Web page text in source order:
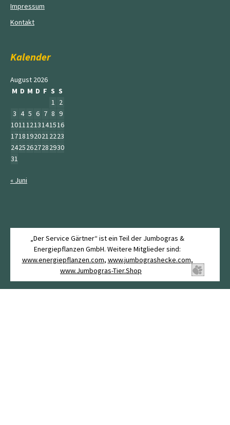
Impressum
Kontakt
Kalender
August 2026
M D M D F S S
1 2
3 4 5 6 7 8 9
10111213141516
17181920212223
24252627282930
31
« Juni
„Der Service Gärtner“ ist ein Teil der Jumbogras &
Energiepflanzen GmbH. Weitere Mitglieder sind:
www.energiepflanzen.com, www.jumbograshecke.com,
www.Jumbogras-Tier.Shop